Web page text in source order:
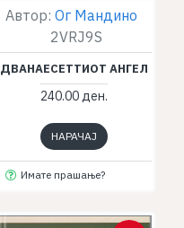
Автор: Ог Мандино
2VRJ9S
ДВАНАЕСЕТТИОТ АНГЕЛ
240.00 ден.
НАРАЧАЈ
Имате прашање?